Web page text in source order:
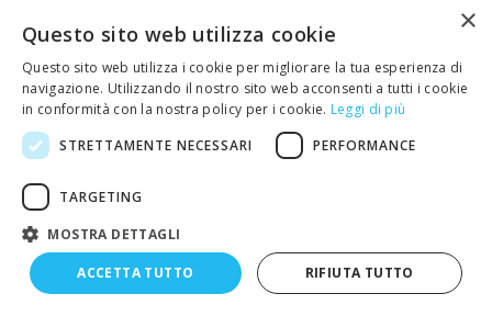
Realizzazione circuiti sperimentali
Registrazione e riproduzione Audio/Video
Reti LAN e cablaggio strutturato
Ricevitori radio, Ricetrasmettitori e Interfoni
Rivelatori di metalli Metal detector
Robotica e sistemi di sviluppo
Saldatura e dissaldatura
Salute personale e apparecchiature elettromedicali
Sistemi di sicurezza - Antifurti
Spine, Prese, Prolunghe e Adattatori rete
Strumenti di misura
Telecomandi e Radiocomandi
Telefonia
Televisione
Trasformatori di alimentazione
Utensileria
×
Questo sito web utilizza cookie
Questo sito web utilizza i cookie per migliorare la tua esperienza di
navigazione. Utilizzando il nostro sito web acconsenti a tutti i cookie
in conformità con la nostra policy per i cookie. Leggi di più
STRETTAMENTE NECESSARI
PERFORMANCE
TARGETING
MOSTRA DETTAGLI
ACCETTA TUTTO RIFIUTA TUTTO